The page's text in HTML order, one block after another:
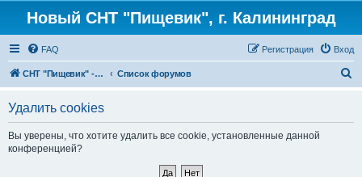
Новый СНТ "Пищевик", г. Калининград
FAQ Вход
Регистрация
СНТ "Пищевик" - возвращение на Главную страницу Список форумов
Удалить cookies
Вы уверены, что хотите удалить все cookie, установленные данной
конференцией?